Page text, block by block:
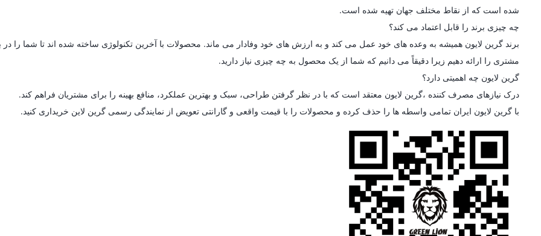
شده است که از نقاط مختلف جهان تهیه شده است.
چه چیزی برند را قابل اعتماد می کند؟
برند گرین لایون همیشه به وعده های خود عمل می کند و به ارزش های خود وفادار می ماند. محصولات با آخرین تکنولوژی ساخته شده اند تا شما را
مشتری را ارائه دهیم زیرا دقیقاً می دانیم که شما از یک محصول به چه چیزی نیاز دارید.
گرین لایون چه اهمیتی دارد؟
درک نیازهای مصرف کننده ،گرین لایون معتقد است که با در نظر گرفتن طراحی، سبک و بهترین عملکرد، منافع بهینه را برای مشتریان فراهم کند.
با گرین لایون ایران تمامی واسطه ها را حذف کرده و محصولات را با قیمت واقعی و گارانتی تعویض از نمایندگی رسمی گرین لاین خریداری کنید.